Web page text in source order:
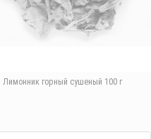
Лимонник горный сушеный 100 г